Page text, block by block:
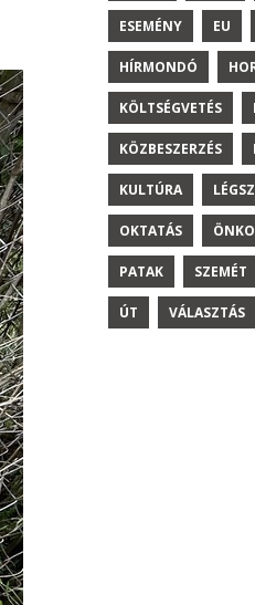
ESEMÉNY EU
HÍRMONDÓ
KÖLTSÉGVETÉS
KÖZBESZERZÉS
KULTÚRA
OKTATÁS
PATAK SZEMÉT
ÚT VÁLASZTÁS